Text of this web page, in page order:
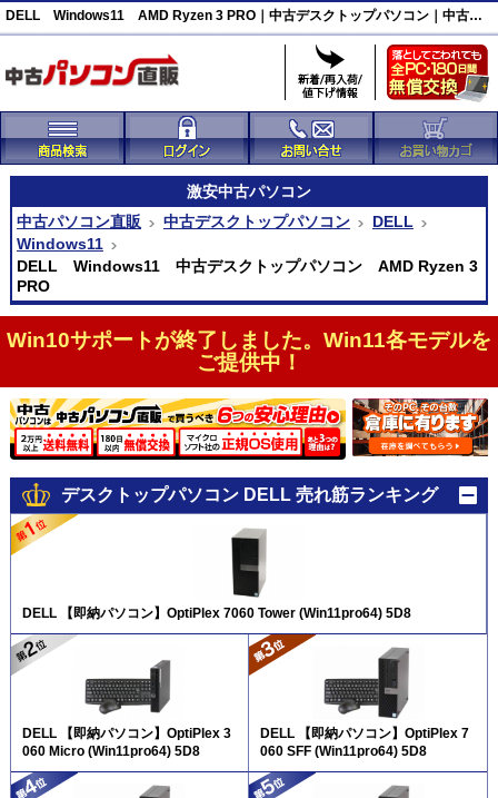
DELL Windows11 AMD Ryzen 3 PRO｜中古デスクトップパソコン｜中古パソコン直販
激安中古パソコン
中古パソコン直販
中古デスクトップパソコン
DELL
Windows11
DELL Windows11 中古デスクトップパソコン AMD Ryzen 3
PRO
Win10サポートが終了しました。Win11各モデルを
ご提供中！
デスクトップパソコン DELL 売れ筋ランキング
DELL 【即納パソコン】OptiPlex 7060 Tower (Win11pro64) 5D8
DELL 【即納パソコン】OptiPlex 3
060 Micro (Win11pro64) 5D8
DELL 【即納パソコン】OptiPlex 7
060 SFF (Win11pro64) 5D8